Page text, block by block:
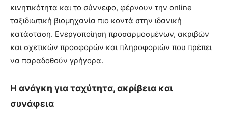
κινητικότητα και το σύννεφο, φέρνουν την online
ταξιδιωτική βιομηχανία πιο κοντά στην ιδανική
κατάσταση. Ενεργοποίηση προσαρμοσμένων, ακριβών
και σχετικών προσφορών και πληροφοριών που πρέπει
να παραδοθούν γρήγορα.
Η ανάγκη για ταχύτητα, ακρίβεια και
συνάφεια